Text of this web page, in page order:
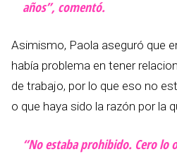
años”, comentó.
Asimismo, Paola aseguró que
había problema en tener
de trabajo, por lo que eso no
o que haya sido la razón por la
“No estaba prohibido. Cero lo